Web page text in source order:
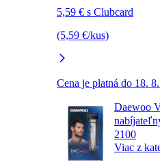
5,59 € s Clubcard
(5,59 €/kus)
Cena je platná do 18.
Daewoo
2100
Viac z